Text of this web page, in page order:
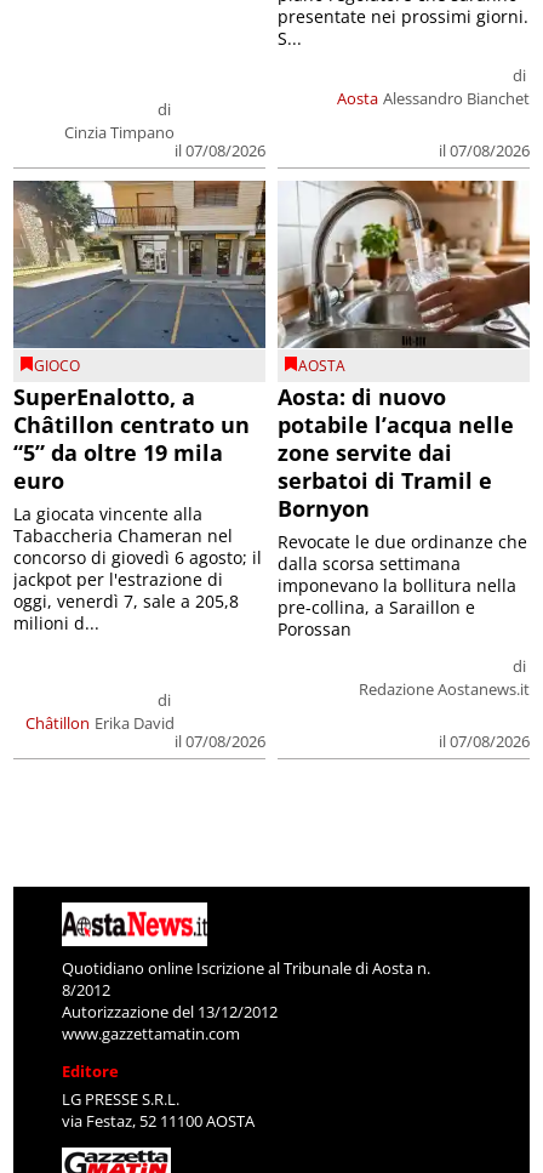
di
Cinzia Timpano
il 07/08/2026
Aosta
di
Alessandro Bianchet
il 07/08/2026
presentate nei prossimi giorni.
S...
GIOCO
SuperEnalotto, a
Châtillon centrato un
“5” da oltre 19 mila
euro
Châtillon
di
Erika David
il 07/08/2026
La giocata vincente alla
Tabaccheria Chameran nel
concorso di giovedì 6 agosto; il
jackpot per l'estrazione di
oggi, venerdì 7, sale a 205,8
milioni d...
AOSTA
Aosta: di nuovo
potabile l’acqua nelle
zone servite dai
serbatoi di Tramil e
Bornyon
di
Redazione Aostanews.it
il 07/08/2026
Revocate le due ordinanze che
dalla scorsa settimana
imponevano la bollitura nella
pre-collina, a Saraillon e
Porossan
Quotidiano online Iscrizione al Tribunale di Aosta n.
8/2012
Autorizzazione del 13/12/2012
www.gazzettamatin.com
Editore
LG PRESSE S.R.L.
via Festaz, 52 11100 AOSTA